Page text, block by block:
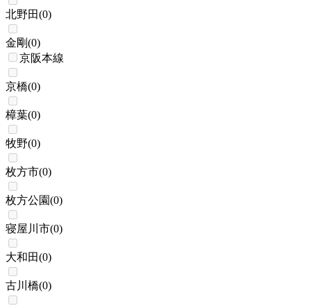
北野田(0)
金剛(0)
京阪本線
京橋(0)
樟葉(0)
牧野(0)
枚方市(0)
枚方公園(0)
寝屋川市(0)
大和田(0)
古川橋(0)